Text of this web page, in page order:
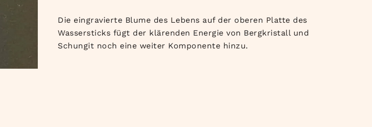
Die eingravierte Blume des Lebens auf der oberen Platte des
Wassersticks fügt der klärenden Energie von Bergkristall und
Schungit noch eine weiter Komponente hinzu.